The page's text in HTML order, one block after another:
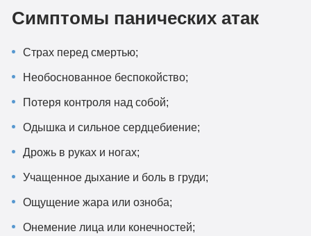
Симптомы панических атак
Cтрах перед смертью;
Необоснованное беспокойство;
Потеря контроля над собой;
Одышка и сильное сердцебиение;
Дрожь в руках и ногах;
Учащенное дыхание и боль в груди;
Ощущение жара или озноба;
Онемение лица или конечностей;